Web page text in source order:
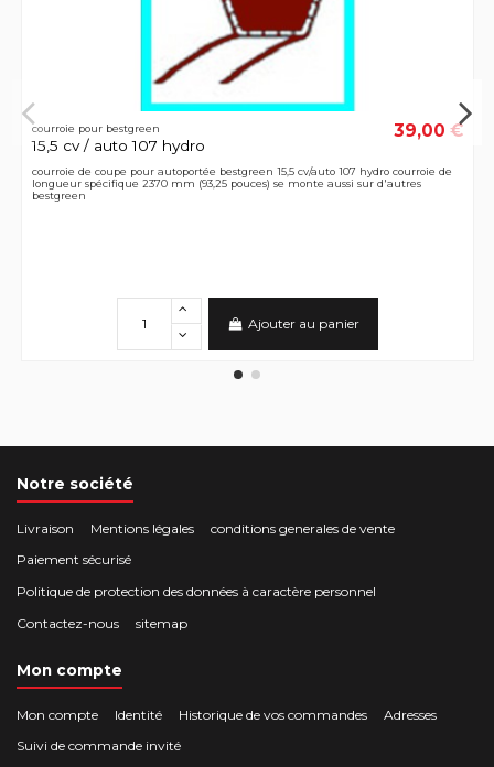
courroie pour bestgreen
15,5 cv / auto 107 hydro
39,00 €
courroie de coupe pour autoportée bestgreen 15,5 cv/auto 107 hydro courroie de
longueur spécifique 2370 mm (93,25 pouces) se monte aussi sur d'autres
bestgreen
Ajouter au panier
Notre société
Livraison Mentions légales
conditions generales de vente
Paiement sécurisé
Politique de protection des données à caractère personnel
Contactez-nous
sitemap
Mon compte
Mon compte Identité Historique de vos commandes
Adresses
Suivi de commande invité